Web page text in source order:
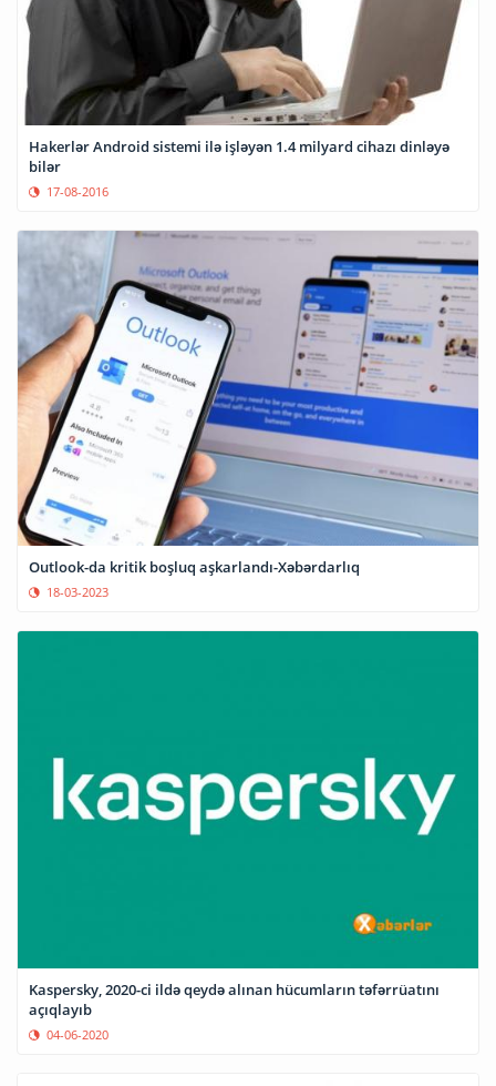
Hakerlər Android sistemi ilə işləyən 1.4 milyard cihazı dinləyə
bilər
17-08-2016
Outlook-da kritik boşluq aşkarlandı-Xəbərdarlıq
18-03-2023
Kaspersky, 2020-ci ildə qeydə alınan hücumların təfərrüatını
açıqlayıb
04-06-2020